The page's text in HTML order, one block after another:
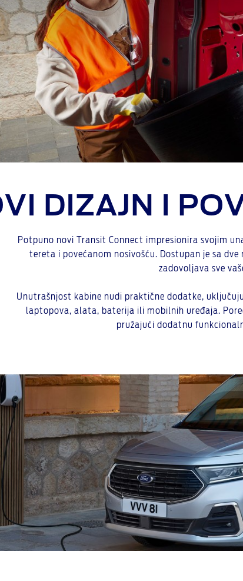
DIZAJN I
Potpuno novi Transit Connect impresionira svojim
tereta i povećanom nosivošću. Dostupan je sa
zadovoljava sve
Unutrašnjost kabine nudi praktične dodatke,
laptopova, alata, baterija ili mobilnih uređaja.
pružajući dodatnu